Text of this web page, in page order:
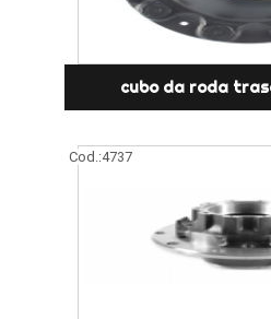
cubo da roda
Cod.:4737